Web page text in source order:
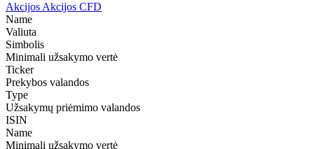
Akcijos Akcijos CFD
Name
Valiuta
Simbolis
Minimali užsakymo vertė
Ticker
Prekybos valandos
Type
Užsakymų priėmimo valandos
ISIN
Name
Minimali užsakymo vertė